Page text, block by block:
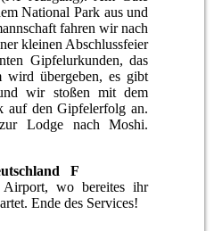
National Park aus und
fahren wir nach
kleinen Abschlussfeier
Gipfelurkunden, das
wird übergeben, es gibt
wir stoßen mit dem
auf den Gipfelerfolg an.
Lodge nach Moshi.
F
wo bereites ihr
Ende des Services!